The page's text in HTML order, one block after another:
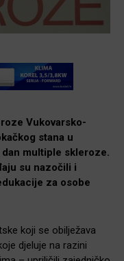
Vukovarsko-
stana u
multiple skleroze.
su nazočili i
za osobe
koji se obilježava
djeluje na razini